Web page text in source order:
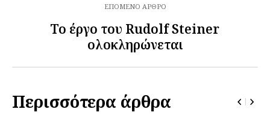
ΕΠΌΜΕΝΟ ΆΡΘΡΟ
Το έργο του Rudolf Steiner
ολοκληρώνεται
Περισσότερα άρθρα